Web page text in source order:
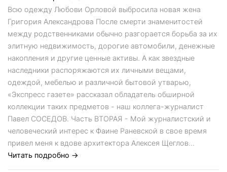
Всю одежду Любови Орловой выбросила новая жена
Григория Александрова После смерти знаменитостей
между родственниками обычно разгорается борьба за их
элитную недвижимость, дорогие автомобили, денежные
накопления и другие ценные активы. А как звездные
наследники распоряжаются их личными вещами,
одеждой, мебелью и различной бытовой утварью,
«Экспресс газете» рассказал обладатель обширной
коллекции таких предметов - наш коллега-журналист
Павел СОСЕДОВ. Часть ВТОРАЯ - Мой журналистский и
человеческий интерес к Фаине Раневской в свое время
привел меня к вдове архитектора Алексея Щеглов...
Читать подробно →